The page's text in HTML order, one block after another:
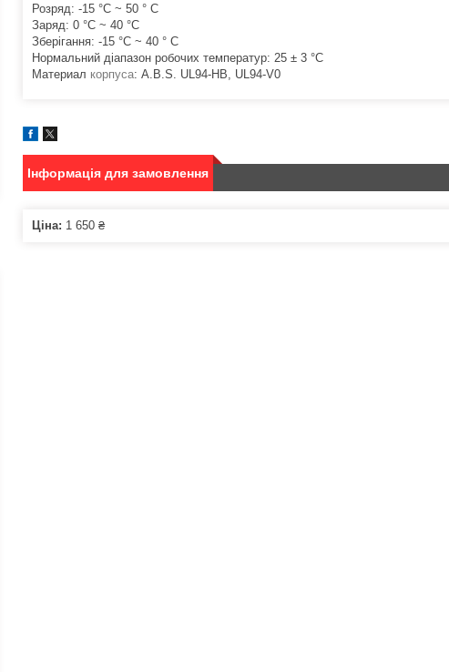
Розряд: -15 °C ~ 50 ° C
Заряд: 0 °C ~ 40 °C
Зберігання: -15 °C ~ 40 ° C
Нормальний діапазон робочих температур: 25 ± 3 °C
Материал корпуса: A.В.S. UL94-HB, UL94-V0
Інформація для замовлення
Ціна: 1 650 ₴